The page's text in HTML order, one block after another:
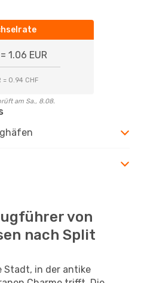
1.06 EUR
= 0.94 CHF
am Sa., 8.08.
von
nach Split
Stadt, in der antike